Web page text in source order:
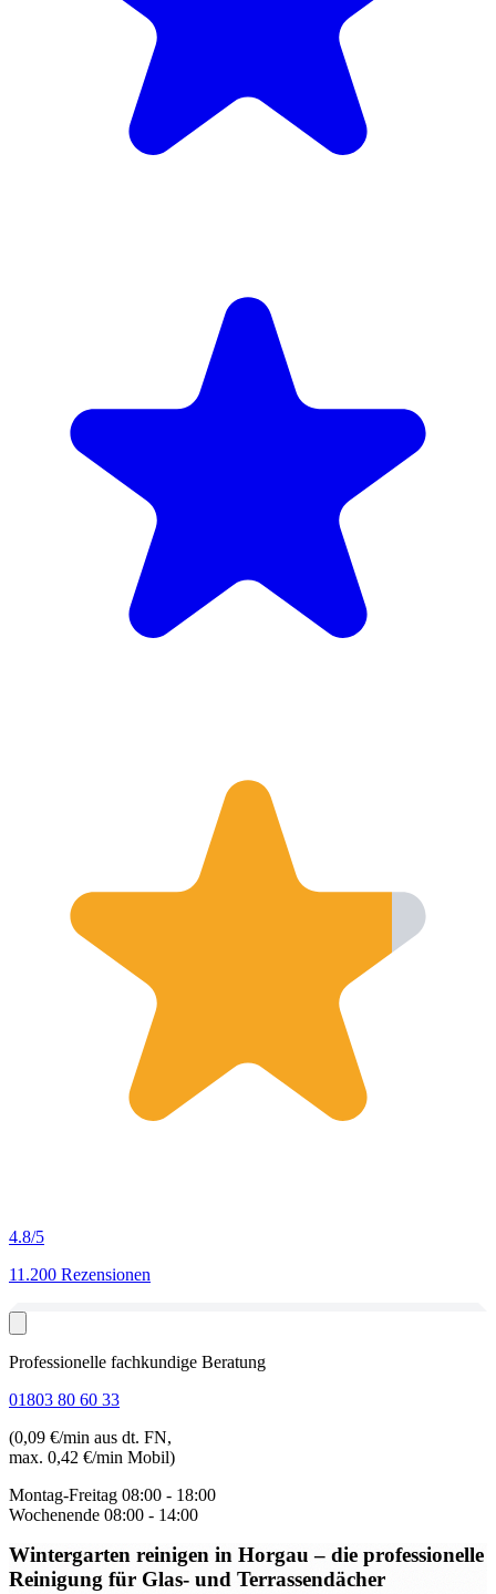
4.8/5
11.200 Rezensionen
Professionelle fachkundige Beratung
01803 80 60 33
(0,09 €/min aus dt. FN,
max. 0,42 €/min Mobil)
Montag-Freitag 08:00 - 18:00
Wochenende 08:00 - 14:00
Wintergarten reinigen in Horgau– die professionelle
Reinigung für Glas- und Terrassendächer